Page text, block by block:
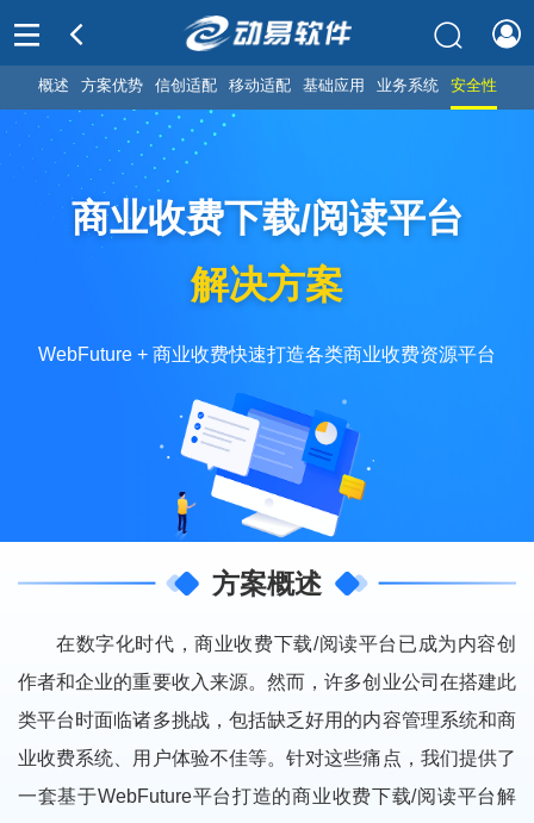
概述 方案优势 信创适配 移动适配 基础应用 业务系统 安全性
商业收费下载/阅读平台
解决方案
WebFuture + 商业收费快速打造各类商业收费资源平台
方案概述
在数字化时代，商业收费下载/阅读平台已成为内容创
作者和企业的重要收入来源。然而，许多创业公司在搭建此
类平台时面临诸多挑战，包括缺乏好用的内容管理系统和商
业收费系统、用户体验不佳等。针对这些痛点，我们提供了
一套基于WebFuture平台打造的商业收费下载/阅读平台解